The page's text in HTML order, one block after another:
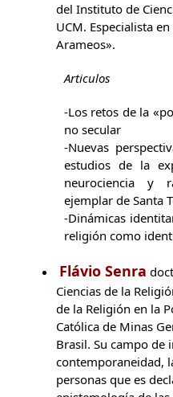
del Instituto de
UCM. Especialista
Arameos».
Articulos
-Los retos de la
no secular
-Nuevas
estudios de la
neurociencia y
ejemplar de Santa
-Dinámicas
religión como
Flávio Senra
Ciencias de la
de la Religión en la
Católica de Minas
Brasil. Su campo de
contemporaneidad,
personas que es